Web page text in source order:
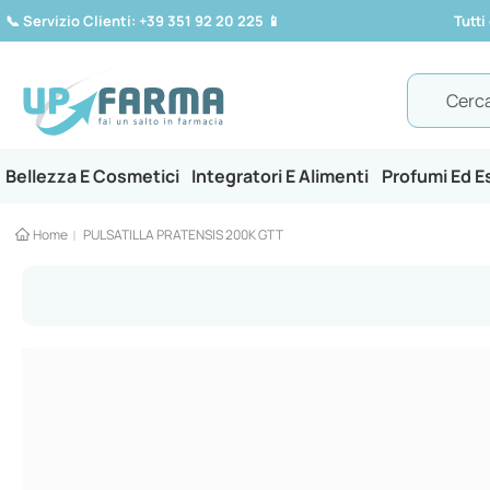
📞 Servizio Clienti: +39 351 92 20 225 📱 Tutti
Bellezza E Cosmetici Integratori E Alimenti Profumi Ed
Home PULSATILLA PRATENSIS 200K GTT